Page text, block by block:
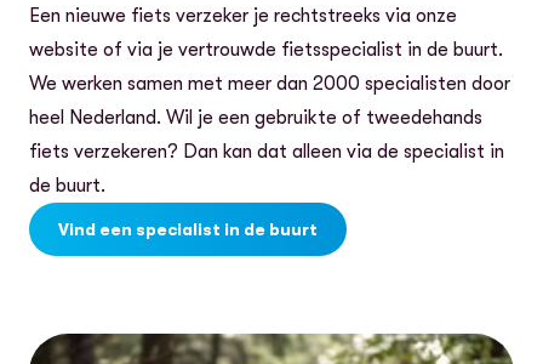
Een nieuwe fiets verzeker je rechtstreeks via onze
website of via je vertrouwde fietsspecialist in de buurt.
We werken samen met meer dan 2000 specialisten door
heel Nederland. Wil je een gebruikte of tweedehands
fiets verzekeren? Dan kan dat alleen via de specialist in
de buurt.
Vind een specialist in de buurt